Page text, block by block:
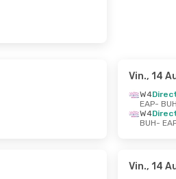
Vin., 14
W4
EAP- BUH
W4
BUH-
Vin., 14